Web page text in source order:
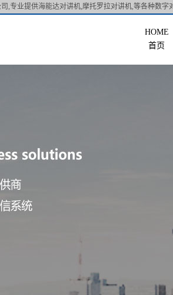
,专业提供海能达对讲机,摩托罗拉对讲机,等各种数字
首页